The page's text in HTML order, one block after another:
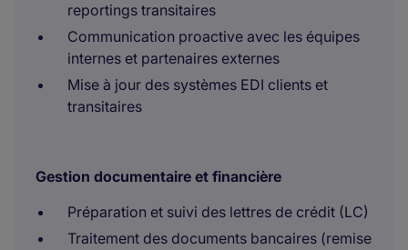
reportings transitaires
Communication proactive avec les équipes
internes et partenaires externes
Mise à jour des systèmes EDI clients et
transitaires
Gestion documentaire et financière
Préparation et suivi des lettres de crédit (LC)
Traitement des documents bancaires (remise